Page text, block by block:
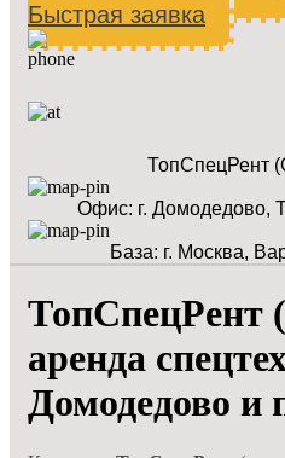
Быстрая заявка
ТопСпецРент
Офис: г. Домодедово,
База: г. Москва,
аренда
Домодедово и